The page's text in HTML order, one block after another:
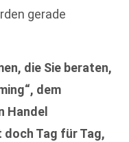
gerade
die Sie beraten,
dem
Handel
Tag für Tag,